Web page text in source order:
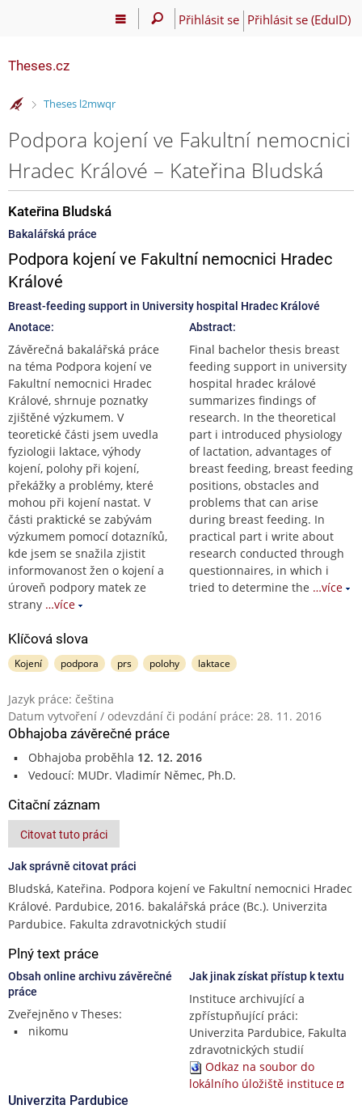
Přihlásit se Přihlásit se (EduID)
Theses.cz
>
Theses l2mwqr
Podpora kojení ve Fakultní nemocnici
Hradec Králové – Kateřina Bludská
Kateřina Bludská
Bakalářská práce
Podpora kojení ve Fakultní nemocnici Hradec
Králové
Breast-feeding support in University hospital Hradec Králové
Anotace:
Závěrečná bakalářská práce
na téma Podpora kojení ve
Fakultní nemocnici Hradec
Králové, shrnuje poznatky
zjištěné výzkumem. V
teoretické části jsem uvedla
fyziologii laktace, výhody
kojení, polohy při kojení,
překážky a problémy, které
mohou při kojení nastat. V
části praktické se zabývám
výzkumem pomocí dotazníků,
kde jsem se snažila zjistit
informovanost žen o kojení a
úroveň podpory matek ze
strany …více
Abstract:
Final bachelor thesis breast
feeding support in university
hospital hradec králové
summarizes findings of
research. In the theoretical
part i introduced physiology
of lactation, advantages of
breast feeding, breast feeding
positions, obstacles and
problems that can arise
during breast feeding. In
practical part i write about
research conducted through
questionnaires, in which i
tried to determine the …více
Klíčová slova
Kojení podpora prs polohy laktace
Jazyk práce: čeština
Datum vytvoření / odevzdání či podání práce: 28. 11. 2016
Obhajoba závěrečné práce
Obhajoba proběhla 12. 12. 2016
Vedoucí: MUDr. Vladimír Němec, Ph.D.
Citační záznam
Citovat tuto práci
Jak správně citovat práci
Bludská, Kateřina. Podpora kojení ve Fakultní nemocnici Hradec
Králové. Pardubice, 2016. bakalářská práce (Bc.). Univerzita
Pardubice. Fakulta zdravotnických studií
Plný text práce
Obsah online archivu závěrečné
práce
Zveřejněno v Theses:
nikomu
Jak jinak získat přístup k textu
Instituce archivující a
zpřístupňující práci:
Univerzita Pardubice, Fakulta
zdravotnických studií
Odkaz na soubor do
lokálního úložiště instituce
Univerzita Pardubice